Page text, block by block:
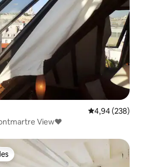
4,94 de uma
4,94 (238)
iN ThE RoOf Montmartre View♥